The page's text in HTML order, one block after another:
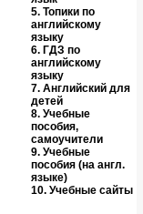
5. Топики по
английскому
языку
6. ГДЗ по
английскому
языку
7. Английский для
детей
8. Учебные
пособия,
самоучители
9. Учебные
пособия (на англ.
языке)
10. Учебные сайты